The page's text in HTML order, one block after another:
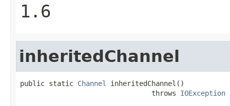
1.6
inheritedChannel
public static Channel
inheritedChannel()
                                throws
IOException